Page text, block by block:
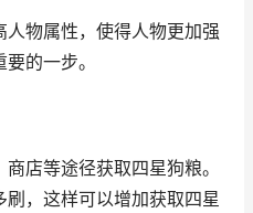
物属性，使得人物更加强
的一步。
店等途径获取四星狗粮。
，这样可以增加获取四星